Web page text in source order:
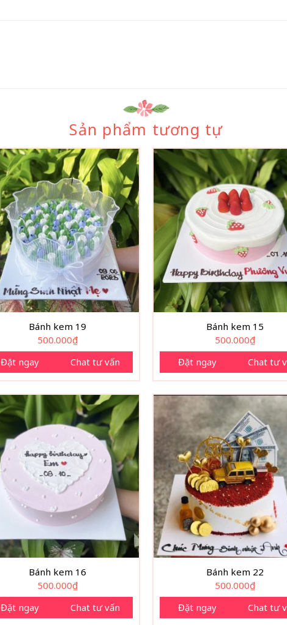
Sản phẩm tương tự
Bánh kem 19
500.000₫
Đặt ngay
Chat tư vấn
Bánh kem 15
500.000₫
Đặt ngay
Chat tư
Bánh kem 16
500.000₫
Đặt ngay
Chat tư vấn
Bánh kem 22
500.000₫
Đặt ngay
Chat tư